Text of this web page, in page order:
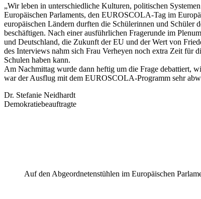
„Wir leben in unterschiedliche Kulturen, politischen
Europäischen Parlaments, den EUROSCOLA-Tag im
europäischen Ländern durften die Schülerinnen und
beschäftigen. Nach einer ausführlichen Fragerunde im
und Deutschland, die Zukunft der EU und der Wert von
des Interviews nahm sich Frau Verheyen noch extra Zeit für
Schulen haben kann.
Am Nachmittag wurde dann heftig um die Frage debattiert,
war der Ausflug mit dem EUROSCOLA-Programm sehr
Dr. Stefanie Neidhardt
Demokratiebeauftragte
Auf den Abgeordnetenstühlen im Europäischen